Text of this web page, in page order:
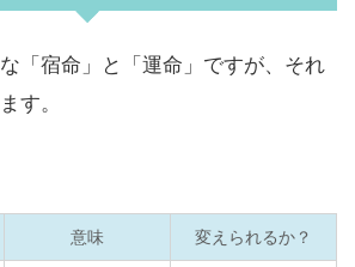
「宿命」と「運命」ですが、それ
す。
意味 変えられるか？